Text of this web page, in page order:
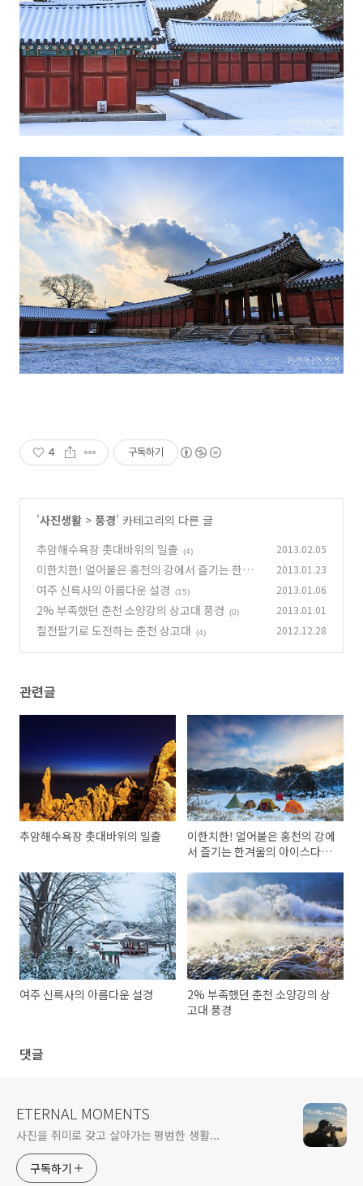
4 구독하기
'사진생활 > 풍경' 카테고리의 다른 글
추암해수욕장 촛대바위의 일출
(4) 2013.02.05
이한치한! 얼어붙은 홍천의 강에서 즐기는 한겨
울의 아이스다이빙 (3)
2013.01.23
여주 신륵사의 아름다운 설경 (15) 2013.01.06
2% 부족했던 춘천 소양강의 상고대 풍경 (0) 2013.01.01
칠전팔기로 도전하는 춘천 상고대 (4) 2012.12.28
관련글
추암해수욕장 촛대바위의 일출
이한치한! 얼어붙은 홍천의 강에
서 즐기는 한겨울의 아이스다이
여주 신륵사의 아름다운 설경
2% 부족했던 춘천 소양강의 상
고대 풍경
댓글
ETERNAL MOMENTS
사진을 취미로 갖고 살아가는 평범한 생활...
구독하기